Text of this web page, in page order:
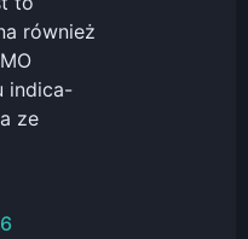
również
indica-
ze